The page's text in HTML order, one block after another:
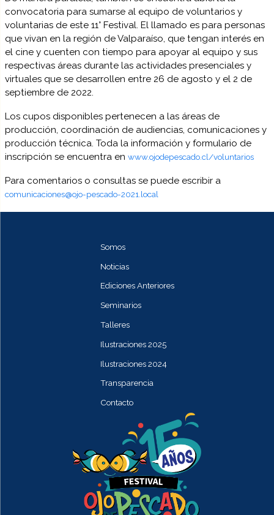
convocatoria para sumarse al equipo de voluntarios y
voluntarias de este 11° Festival. El llamado es para personas
que vivan en la región de Valparaíso, que tengan interés en
el cine y cuenten con tiempo para apoyar al equipo y sus
respectivas áreas durante las actividades presenciales y
virtuales que se desarrollen entre 26 de agosto y el 2 de
septiembre de 2022.
Los cupos disponibles pertenecen a las áreas de
producción, coordinación de audiencias, comunicaciones y
producción técnica. Toda la información y formulario de
inscripción se encuentra enwww.ojodepescado.cl/voluntarios
Para comentarios o consultas se puede escribir a
comunicaciones@ojo-pescado-2021.local
Somos
Noticias
Ediciones Anteriores
Seminarios
Talleres
Ilustraciones 2025
Ilustraciones 2024
Transparencia
Contacto